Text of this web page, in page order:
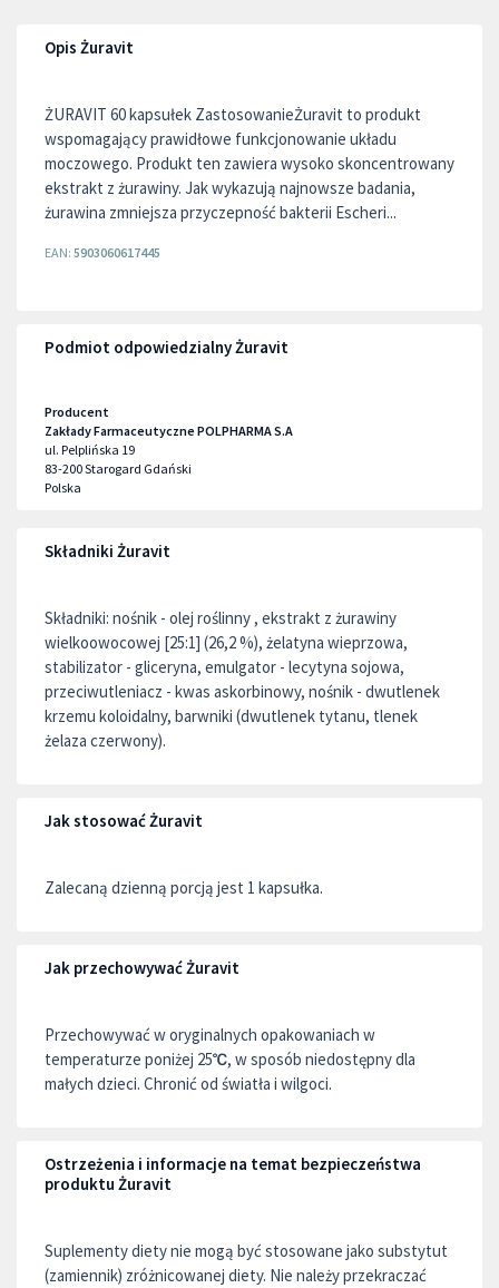
Opis Żuravit
ŻURAVIT 60 kapsułek ZastosowanieŻuravit to produkt
wspomagający prawidłowe funkcjonowanie układu
moczowego. Produkt ten zawiera wysoko skoncentrowany
ekstrakt z żurawiny. Jak wykazują najnowsze badania,
żurawina zmniejsza przyczepność bakterii Escheri...
EAN: 5903060617445
Podmiot odpowiedzialny Żuravit
Producent
Zakłady Farmaceutyczne POLPHARMA S.A
ul. Pelplińska 19
83-200Starogard Gdański
Polska
Składniki Żuravit
Składniki: nośnik - olej roślinny , ekstrakt z żurawiny
wielkoowocowej [25:1] (26,2 %), żelatyna wieprzowa,
stabilizator - gliceryna, emulgator - lecytyna sojowa,
przeciwutleniacz - kwas askorbinowy, nośnik - dwutlenek
krzemu koloidalny, barwniki (dwutlenek tytanu, tlenek
żelaza czerwony).
Jak stosować Żuravit
Zalecaną dzienną porcją jest 1 kapsułka.
Jak przechowywać Żuravit
Przechowywać w oryginalnych opakowaniach w
temperaturze poniżej 25℃, w sposób niedostępny dla
małych dzieci. Chronić od światła i wilgoci.
Ostrzeżenia i informacje na temat bezpieczeństwa
produktu Żuravit
Suplementy diety nie mogą być stosowane jako substytut
(zamiennik) zróżnicowanej diety. Nie należy przekraczać